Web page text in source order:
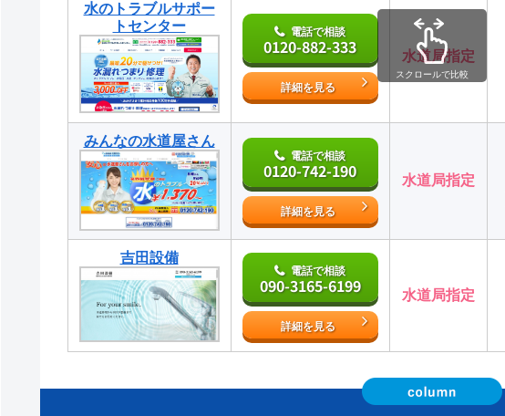
水のトラブルサポー
トセンター
電話で相談
0120-882-333
詳細を見る
水道局指定
みんなの水道屋さん
電話で相談
0120-742-190
詳細を見る
水道局指定
吉田設備
電話で相談
090-3165-6199
詳細を見る
水道局指定
スクロールで比較